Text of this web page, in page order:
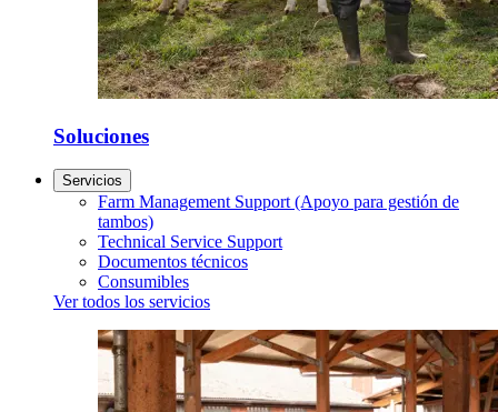
Soluciones
Servicios
Farm Management Support (Apoyo para gestión de
tambos)
Technical Service Support
Documentos técnicos
Consumibles
Ver todos los servicios